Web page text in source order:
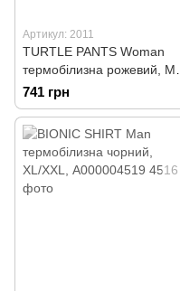
Артикул: 2011
TURTLE PANTS Woman
термобілизна рожевий, M,
А000005170
741 грн